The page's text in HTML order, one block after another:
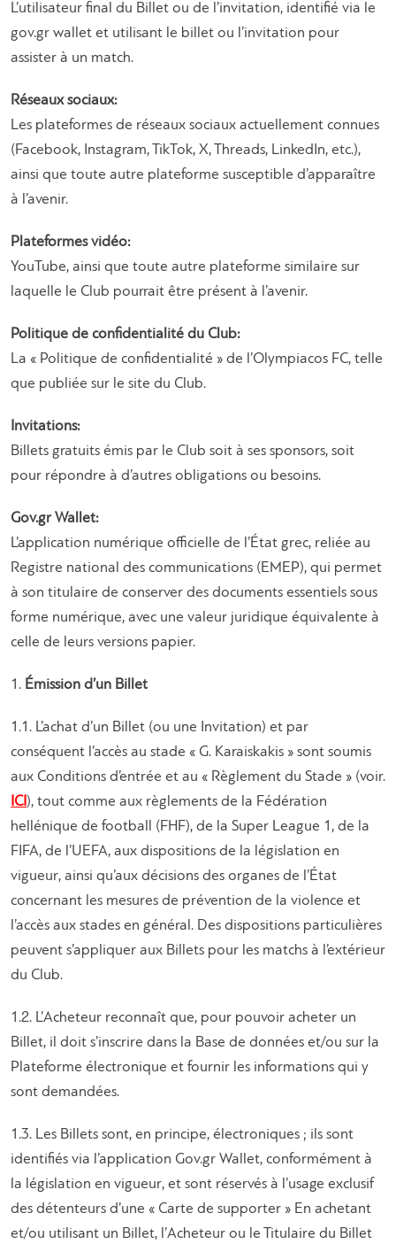
L’utilisateur final du Billet ou de l’invitation, identifié via le
gov.gr wallet et utilisant le billet ou l’invitation pour
assister à un match.
Réseaux sociaux:
Les plateformes de réseaux sociaux actuellement connues
(Facebook, Instagram, TikTok, X, Threads, LinkedIn, etc.),
ainsi que toute autre plateforme susceptible d’apparaître
à l’avenir.
Plateformes vidéo:
YouTube, ainsi que toute autre plateforme similaire sur
laquelle le Club pourrait être présent à l’avenir.
Politique de confidentialité du Club:
La « Politique de confidentialité » de l’Olympiacos FC, telle
que publiée sur le site du Club.
Invitations:
Billets gratuits émis par le Club soit à ses sponsors, soit
pour répondre à d’autres obligations ou besoins.
Gov.gr Wallet:
L’application numérique officielle de l’État grec, reliée au
Registre national des communications (EMEP), qui permet
à son titulaire de conserver des documents essentiels sous
forme numérique, avec une valeur juridique équivalente à
celle de leurs versions papier.
1. Émission d’un Billet
1.1. L’achat d’un Billet (ou une Invitation) et par
conséquent l’accès au stade « G. Karaiskakis » sont soumis
aux Conditions d’entrée et au « Règlement du Stade » (voir.
ICI ), tout comme aux règlements de la Fédération
hellénique de football (FHF), de la Super League 1, de la
FIFA, de l’UEFA, aux dispositions de la législation en
vigueur, ainsi qu’aux décisions des organes de l’État
concernant les mesures de prévention de la violence et
l’accès aux stades en général. Des dispositions particulières
peuvent s’appliquer aux Billets pour les matchs à l’extérieur
du Club.
1.2. L’Acheteur reconnaît que, pour pouvoir acheter un
Billet, il doit s’inscrire dans la Base de données et/ou sur la
Plateforme électronique et fournir les informations qui y
sont demandées.
1.3. Les Billets sont, en principe, électroniques ; ils sont
identifiés via l’application Gov.gr Wallet, conformément à
la législation en vigueur, et sont réservés à l’usage exclusif
des détenteurs d’une « Carte de supporter » En achetant
et/ou utilisant un Billet, l’Acheteur ou le Titulaire du Billet